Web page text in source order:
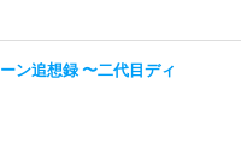
ン追想録 〜二代目ディ